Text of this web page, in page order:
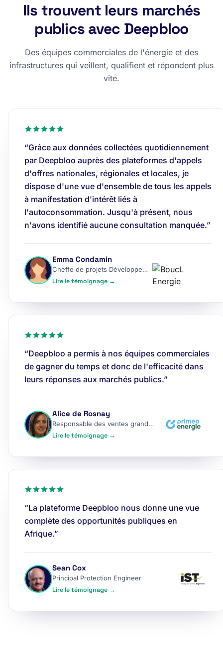
Ils trouvent leurs marchés
publics avec Deepbloo
Des équipes commerciales de l'énergie et des
infrastructures qui veillent, qualifient et répondent plus
vite.
“Grâce aux données collectées quotidiennement
par Deepbloo auprès des plateformes d'appels
d'offres nationales, régionales et locales, je
dispose d'une vue d'ensemble de tous les appels
à manifestation d'intérêt liés à
l'autoconsommation. Jusqu'à présent, nous
n'avons identifié aucune consultation manquée.”
Emma Condamin
Cheffe de projets Développement
Lire le témoignage →
“Deepbloo a permis à nos équipes commerciales
de gagner du temps et donc de l'efficacité dans
leurs réponses aux marchés publics.”
Alice de Rosnay
Responsable des ventes grands comptes
Lire le témoignage →
“La plateforme Deepbloo nous donne une vue
complète des opportunités publiques en
Afrique.”
Sean Cox
Principal Protection Engineer
Lire le témoignage →